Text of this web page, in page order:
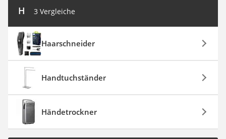
H 3 Vergleiche
Haarschneider
Handtuchständer
Händetrockner